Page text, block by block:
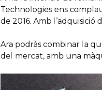
Technologies ens
de 2016. Amb
Ara podràs combinar la
del mercat, amb una